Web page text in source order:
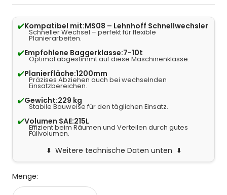
✔️Kompatibel mit:MS08 – Lehnhoff Schnellwechsler
Schneller Wechsel – perfekt für flexible
Planierarbeiten.
✔️Empfohlene Baggerklasse:7-10t
Optimal abgestimmt auf diese Maschinenklasse.
✔️Planierfläche:1200mm
Präzises Abziehen auch bei wechselnden
Einsatzbereichen.
✔️Gewicht:229 kg
Stabile Bauweise für den täglichen Einsatz.
✔️Volumen SAE:215L
Effizient beim Räumen und Verteilen durch gutes
Füllvolumen.
Weitere technische Daten unten
Menge: